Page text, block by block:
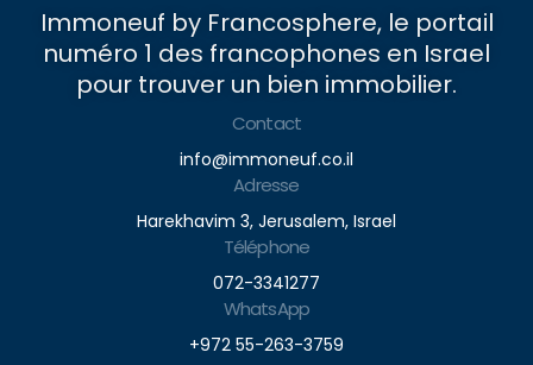
Immoneuf by Francosphere, le portail
numéro 1 des francophones en Israel
pour trouver un bien immobilier.
Contact
info@immoneuf.co.il
Adresse
Harekhavim 3, Jerusalem, Israel
Téléphone
072-3341277
WhatsApp
+972 55-263-3759